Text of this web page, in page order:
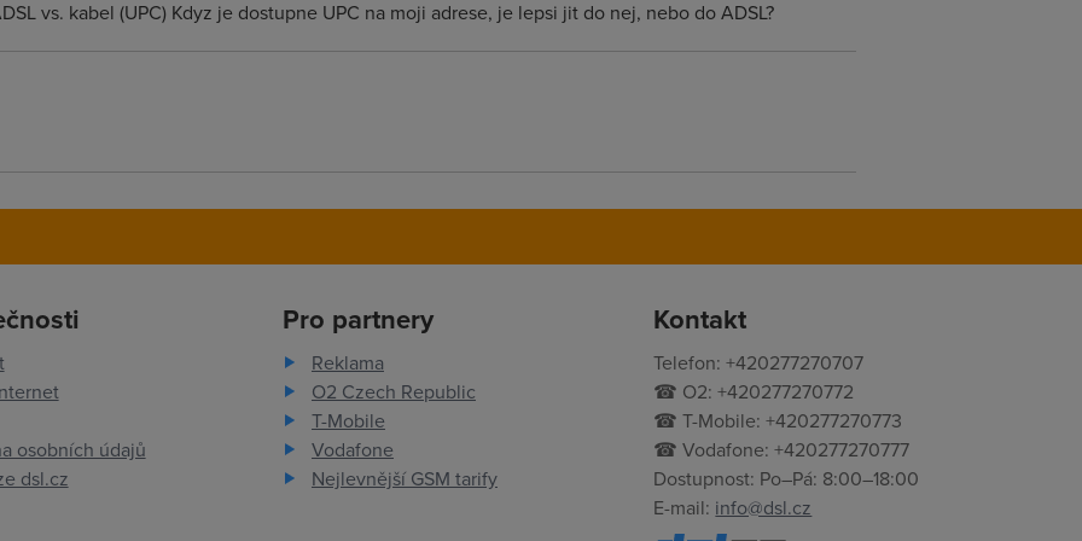
vs. kabel (UPC) Kdyz je dostupne UPC na moji adrese, je lepsi jit do nej, nebo do ADSL?
osobních údajů
dsl.cz
Pro partnery
Reklama
O2 Czech Republic
T-Mobile
Vodafone
Nejlevnější GSM tarify
Kontakt
Telefon: +420277270707
☎ O2: +420277270772
☎ T-Mobile: +420277270773
☎ Vodafone: +420277270777
Dostupnost: Po–Pá: 8:00–18:00
E-mail: info@dsl.cz